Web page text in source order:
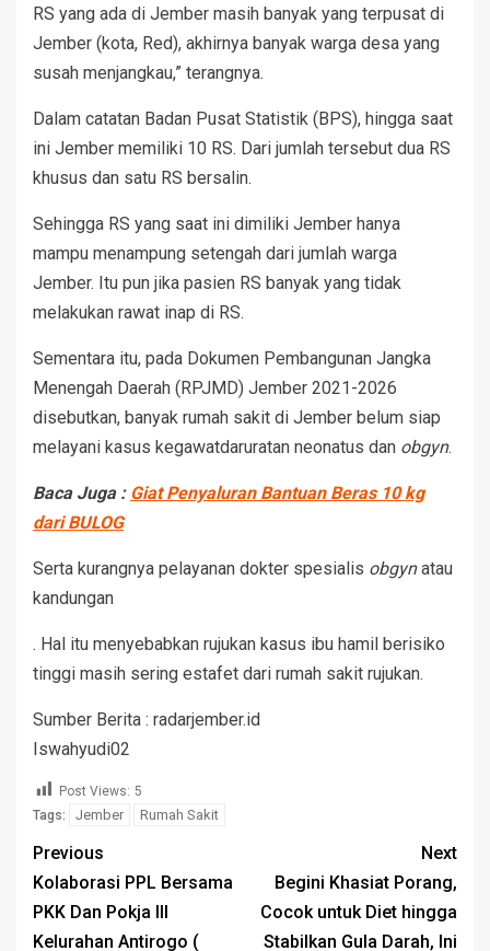
RS yang ada di Jember masih banyak yang terpusat di
Jember (kota, Red), akhirnya banyak warga desa yang
susah menjangkau,” terangnya.
Dalam catatan Badan Pusat Statistik (BPS), hingga saat
ini Jember memiliki 10 RS. Dari jumlah tersebut dua RS
khusus dan satu RS bersalin.
Sehingga RS yang saat ini dimiliki Jember hanya
mampu menampung setengah dari jumlah warga
Jember. Itu pun jika pasien RS banyak yang tidak
melakukan rawat inap di RS.
Sementara itu, pada Dokumen Pembangunan Jangka
Menengah Daerah (RPJMD) Jember 2021-2026
disebutkan, banyak rumah sakit di Jember belum siap
melayani kasus kegawatdaruratan neonatus dan obgyn.
Baca Juga : Giat Penyaluran Bantuan Beras 10 kg
dari BULOG
Serta kurangnya pelayanan dokter spesialis obgynatau
kandungan
. Hal itu menyebabkan rujukan kasus ibu hamil berisiko
tinggi masih sering estafet dari rumah sakit rujukan.
Sumber Berita : radarjember.id
Iswahyudi02
Post Views: 5
Tags:
Jember Rumah Sakit
Previous
Kolaborasi PPL Bersama
PKK Dan Pokja III
Kelurahan Antirogo (
Next
Begini Khasiat Porang,
Cocok untuk Diet hingga
Stabilkan Gula Darah, Ini